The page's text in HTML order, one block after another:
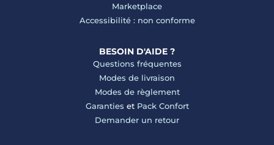
Marketplace
Accessibilité : non conforme
BESOIN D'AIDE ?
Questions fréquentes
Modes de livraison
Modes de règlement
Garanties et Pack Confort
Demander un retour